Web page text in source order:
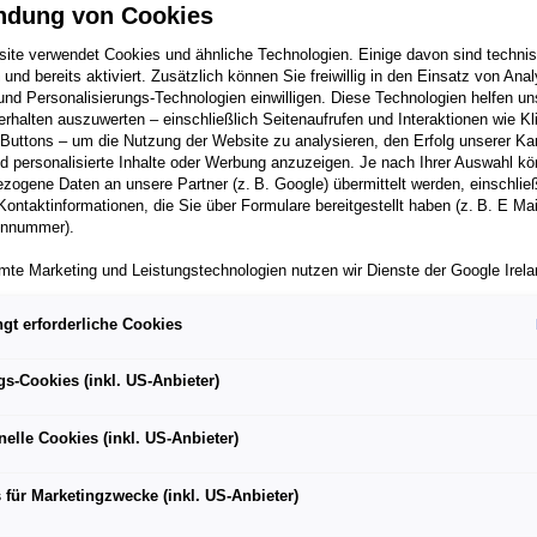
dem Finale der FIA Rallye-Weltmeisterschaft 2019 sichern
Jonne Halttunen (ŠKODA FABIA R5 evo) vorzeitig
WRC 2 Pro
Kopecký/Jan Hloušek in Wales Zweite der WRC 2 Pro-
die Führung in der Herstellerwertung weiter aus
von Cookies
verwendet Cookies und ähnliche Technologien. Einige davon sind
und bereits aktiviert. Zusätzlich können Sie freiwillig in den Einsatz von
Personalisierungs-Technologien einwilligen. Diese Technologien helfen
auszuwerten – einschließlich Seitenaufrufen und Interaktionen wie
– um die Nutzung der Website zu analysieren, den Erfolg unserer
personalisierte Inhalte oder Werbung anzuzeigen. Je nach Ihrer Auswahl
Daten an unsere Partner (z. B. Google) übermittelt werden,
die Sie über Formulare bereitgestellt haben (z. B. E
Marketing und Leistungstechnologien nutzen wir Dienste der Google
Datenschutzniveau; staatliche Zugriffe und eingeschränkte
können nicht ausgeschlossen werden. Die Übermittlung
einen personalisierten Link auf unsere Website gelangen und Marketing
von dem Ihnen zugeordneten Händler bzw. im Falle eines Porsche
der jeweiligen Kampagne.
erforderliche Cookies
Cookies (inkl. US-Anbieter)
Cookies (inkl. US-Anbieter)
für Marketingzwecke (inkl. US-Anbieter)